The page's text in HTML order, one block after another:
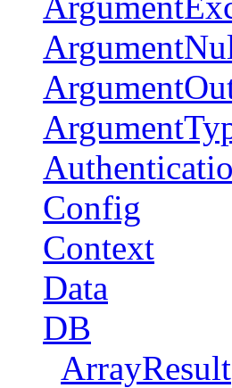
Config
Context
Data
DB
ArrayResult